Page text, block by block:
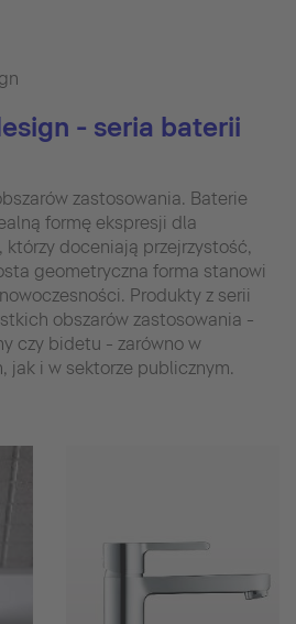
- seria baterii
zastosowania. Baterie
formę ekspresji dla
którzy doceniają przejrzystość,
geometryczna forma stanowi
Produkty z serii
obszarów zastosowania -
czy bidetu - zarówno w
jak i w sektorze publicznym.